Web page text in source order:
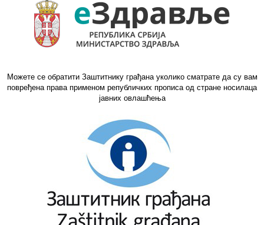
Можете се обратити Заштитнику грађана уколико сматрате да су вам
повређена права применом републичких прописа од стране носилаца
јавних овлашћења